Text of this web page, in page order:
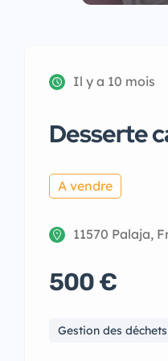
Il y a 10 mois
Desserte
A vendre
11570 Palaja,
500 €
Gestion des déchets